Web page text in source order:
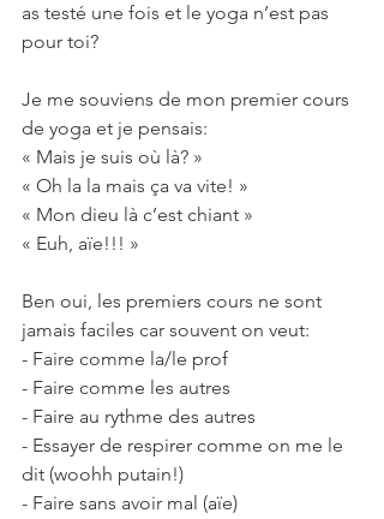
as testé une fois et le yoga n’est pas
pour toi?
Je me souviens de mon premier cours
de yoga et je pensais:
« Mais je suis où là? »
« Oh la la mais ça va vite! »
« Mon dieu là c’est chiant »
« Euh, aïe!!! »
Ben oui, les premiers cours ne sont
jamais faciles car souvent on veut:
- Faire comme la/le prof
- Faire comme les autres
- Faire au rythme des autres
- Essayer de respirer comme on me le
dit (woohh putain!)
- Faire sans avoir mal (aïe)